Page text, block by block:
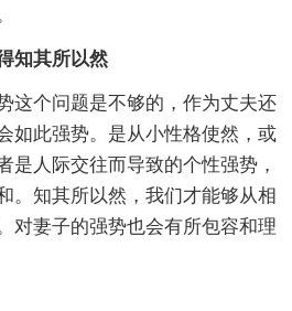
知其所以然
这个问题是不够的，作为丈夫还
如此强势。是从小性格使然，或
是人际交往而导致的个性强势，
。知其所以然，我们才能够从相
对妻子的强势也会有所包容和理